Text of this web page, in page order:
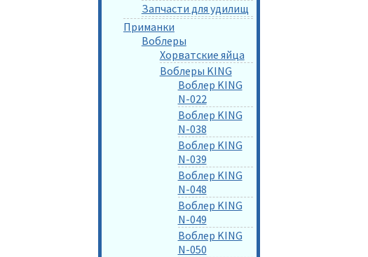
Запчасти для удилищ
Приманки
Воблеры
Хорватские яйца
Воблеры KING
Воблер KING
N-022
Воблер KING
N-038
Воблер KING
N-039
Воблер KING
N-048
Воблер KING
N-049
Воблер KING
N-050